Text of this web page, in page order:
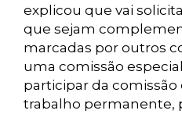
explicou que vai
que sejam
marcadas por outros
uma comissão
participar da comissão
trabalho permanente,